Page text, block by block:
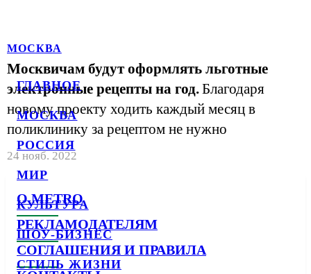
ГЛАВНОЕ
МОСКВА
РОССИЯ
МИР
КУЛЬТУРА
ШОУ-БИЗНЕС
СТИЛЬ ЖИЗНИ
МОСКВА
Москвичам будут оформлять льготные
электронные рецепты на год.Благодаря
новому проекту ходить каждый месяц в
поликлинику за рецептом не нужно
24 нояб. 2022
О METRO
РЕКЛАМОДАТЕЛЯМ
СОГЛАШЕНИЯ И ПРАВИЛА